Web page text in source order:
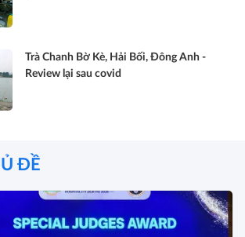
Trà Chanh Bờ Kè, Hải Bối, Đông Anh -
Review lại sau covid
ĐỀ